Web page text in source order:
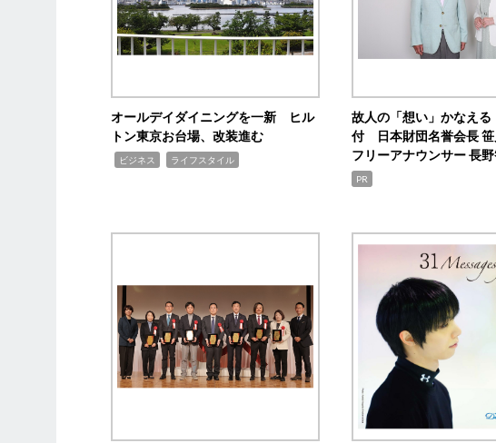
オールデイダイニングを一新 ヒル
トン東京お台場、改装進む
ビジネス ライフスタイル
故人の「想い」かなえ
付 日本財団名誉会長 笹
フリーアナウンサー 長
PR